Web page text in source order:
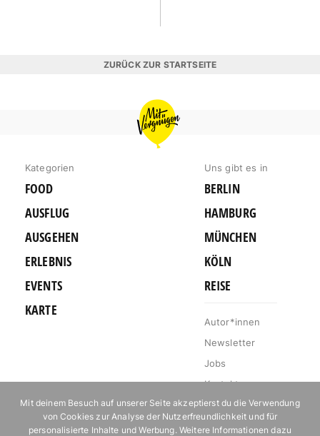
ZURÜCK ZUR STARTSEITE
MIT
VERGNÜGEN
KÖLN
Kategorien
FOOD
AUSFLUG
AUSGEHEN
ERLEBNIS
EVENTS
KARTE
Uns gibt es in
BERLIN
HAMBURG
MÜNCHEN
KÖLN
REISE
Autor*innen
Newsletter
Jobs
Kontakt
Impressum
Datenschutz
Mit deinem Besuch auf unserer Seite akzeptierst du die Verwendung
von Cookies zur Analyse der Nutzerfreundlichkeit und für
personalisierte Inhalte und Werbung. Weitere Informationen dazu